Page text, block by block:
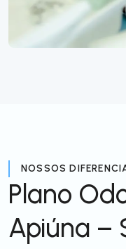
NOSSOS
Plano
Apiúna –